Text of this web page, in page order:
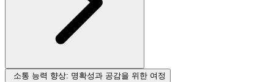
소통 능력 향상: 명확성과 공감을 위한 여정